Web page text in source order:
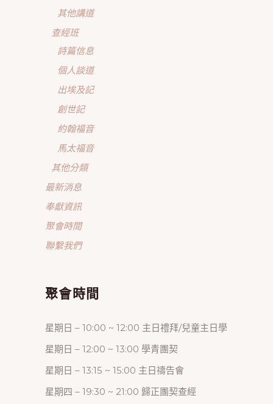
其他講道
查經班
詩篇信息
個人談道
出埃及記
創世記
約翰福音
馬太福音
其他分類
最新消息
奉獻資訊
聚會時間
聯繫我們
聚會時間
星期日 – 10:00 ~ 12:00 主日禮拜/兒童主日學
星期日 – 12:00 ~ 13:00 學青團契
星期日 – 13:15 ~ 15:00 主日禱告會
星期四 – 19:30 ~ 21:00 歸正團契查經